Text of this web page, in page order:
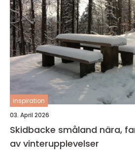
inspiration
03. April 2026
Skidbacke småland nära, familjärt och fullt
av vinterupplevelser